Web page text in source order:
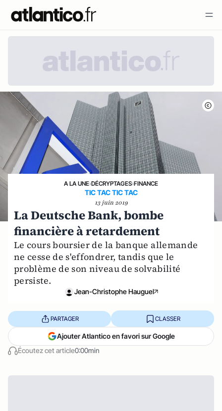
A LA UNE›DÉCRYPTAGES›FINANCE
TIC TAC TIC TAC
13 juin 2019
La Deutsche Bank, bombe
financière à retardement
Le cours boursier de la banque allemande
ne cesse de s'effondrer, tandis que le
problème de son niveau de solvabilité
persiste.
Jean-Christophe Hauguel
Écoutez cet article0:00min
PARTAGER CLASSER
Ajouter Atlantico en favori sur Google